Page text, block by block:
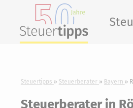
Steuertipps Steuerberater Bayern
Steuerberater in